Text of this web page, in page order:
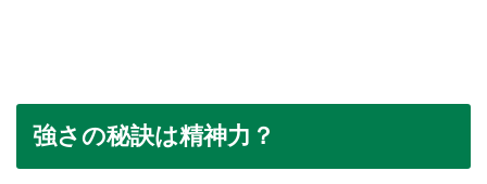
強さの秘訣は精神力？